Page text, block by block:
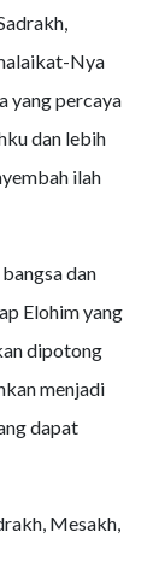
Nya
yang percaya
dan lebih
ilah
dan
Elohim yang
dipotong
menjadi
dapat
Mesakh,